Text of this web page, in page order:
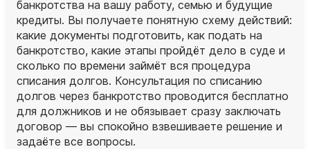
банкротства на вашу работу, семью и будущие
кредиты. Вы получаете понятную схему действий:
какие документы подготовить, как подать на
банкротство, какие этапы пройдёт дело в суде и
сколько по времени займёт вся процедура
списания долгов. Консультация по списанию
долгов через банкротство проводится бесплатно
для должников и не обязывает сразу заключать
договор — вы спокойно взвешиваете решение и
задаёте все вопросы.